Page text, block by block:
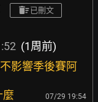
已刪文
(1周前)
影響季後賽阿
麼 07/29 19:54